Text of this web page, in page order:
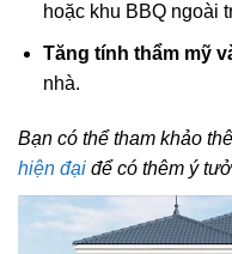
hoặc khu BBQ ngoài
Tăng tính thẩm mỹ
nhà.
Bạn có thể tham khảo
hiện đại để có thêm ý